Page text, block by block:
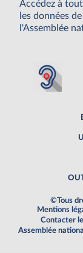
Accédez à
les données de
l'Assemblée
©Tous
Mentions
Contacter
Assemblée